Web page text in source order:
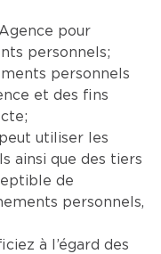
pour
personnels;
personnels
et des fins
utiliser les
ainsi que des tiers
de
personnels,
à l’égard des